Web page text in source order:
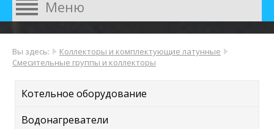
Вы здесь:
Коллекторы и комплектующие латунные
Смесительные группы и коллекторы
Котельное оборудование
Водонагреватели